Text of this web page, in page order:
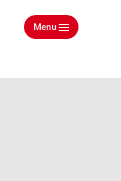
Menu